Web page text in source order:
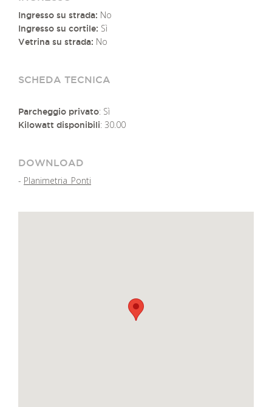
Ingresso su strada: No
Ingresso su cortile: Sì
Vetrina su strada: No
SCHEDA TECNICA
Parcheggio privato: Sì
Kilowatt disponibili: 30.00
DOWNLOAD
- Planimetria_Ponti